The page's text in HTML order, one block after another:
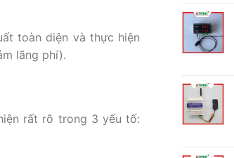
toàn diện và thực hiện
lãng phí).
rất rõ trong 3 yếu tố: